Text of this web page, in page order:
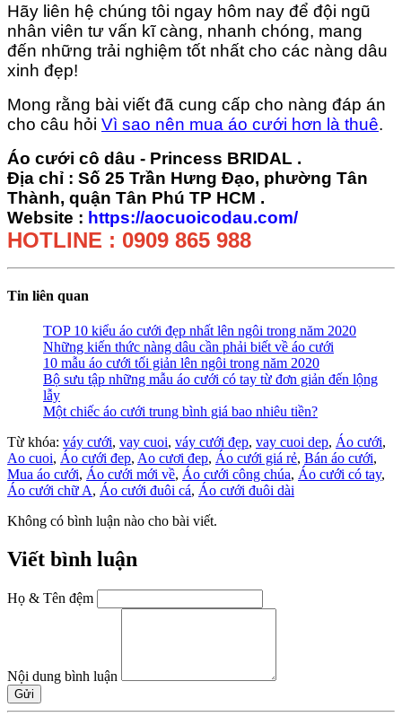
Hãy liên hệ chúng tôi ngay hôm nay để đội ngũ
nhân viên tư vấn kĩ càng, nhanh chóng, mang
đến những trải nghiệm tốt nhất cho các nàng dâu
xinh đẹp!
Mong rằng bài viết đã cung cấp cho nàng đáp án
cho câu hỏi Vì sao nên mua áo cưới hơn là thuê.
Áo cưới cô dâu - Princess BRIDAL .
Địa chỉ : Số 25 Trần Hưng Đạo, phường Tân
Thành, quận Tân Phú TP HCM .
Website : https://aocuoicodau.com/
HOTLINE : 0909 865 988
Tin liên quan
TOP 10 kiểu áo cưới đẹp nhất lên ngôi trong năm 2020
Những kiến thức nàng dâu cần phải biết về áo cưới
10 mẫu áo cưới tối giản lên ngôi trong năm 2020
Bộ sưu tập những mẫu áo cưới có tay từ đơn giản đến lộng
lẫy
Một chiếc áo cưới trung bình giá bao nhiêu tiền?
Từ khóa: váy cưới, vay cuoi, váy cưới đẹp, vay cuoi dep, Áo cưới,
Ao cuoi, Áo cưới đep, Ao cươi đep, Áo cưới giá rẻ, Bán áo cưới,
Mua áo cưới, Áo cưới mới về, Áo cưới công chúa, Áo cưới có tay,
Áo cưới chữ A, Áo cưới đuôi cá, Áo cưới đuôi dài
Không có bình luận nào cho bài viết.
Viết bình luận
Họ & Tên đệm
Nội dung bình luận
Gửi